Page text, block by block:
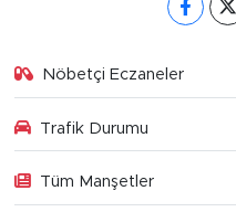
Nöbetçi Eczaneler
Trafik Durumu
Tüm Manşetler